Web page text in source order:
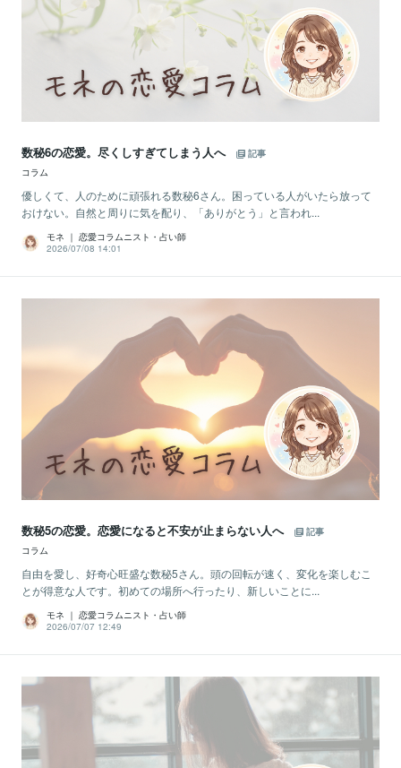
数秘6の恋愛。尽くしすぎてしまう人へ
記事
コラム
優しくて、人のために頑張れる数秘6さん。困っている人がいたら放って
おけない。自然と周りに気を配り、「ありがとう」と言われ...
モネ ｜ 恋愛コラムニスト・占い師
2026/07/08 14:01
数秘5の恋愛。恋愛になると不安が止まらない人へ
記事
コラム
自由を愛し、好奇心旺盛な数秘5さん。頭の回転が速く、変化を楽しむこ
とが得意な人です。初めての場所へ行ったり、新しいことに...
モネ ｜ 恋愛コラムニスト・占い師
2026/07/07 12:49